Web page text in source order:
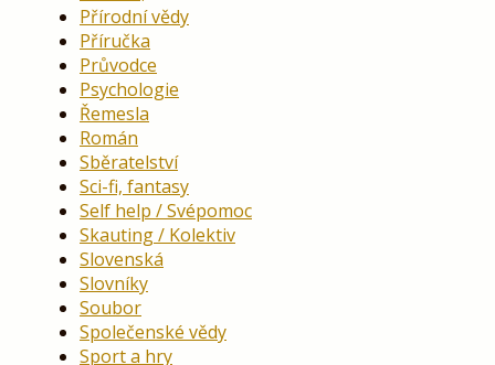
Přírodní vědy
Příručka
Průvodce
Psychologie
Řemesla
Román
Sběratelství
Sci-fi, fantasy
Self help / Svépomoc
Skauting / Kolektiv
Slovenská
Slovníky
Soubor
Společenské vědy
Sport a hry